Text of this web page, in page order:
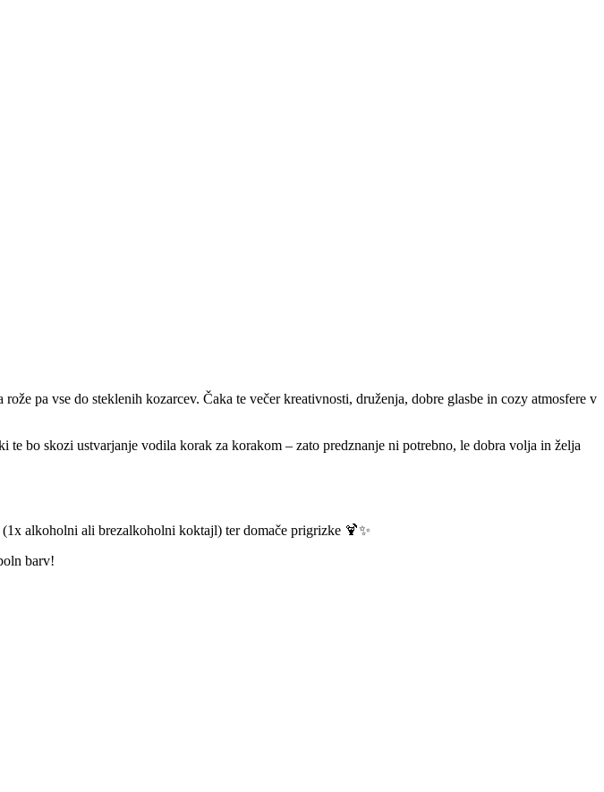
pa vse do steklenih kozarcev. Čaka te večer kreativnosti, druženja, dobre glasbe in cozy atmosfere v
bo skozi ustvarjanje vodila korak za korakom – zato predznanje ni potrebno, le dobra volja in želja
alkoholni ali brezalkoholni koktajl) ter domače prigrizke 🍹✨
barv!